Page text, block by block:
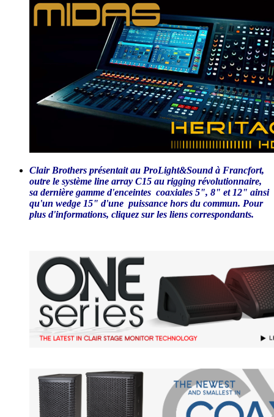
Clair Brothers présentait au ProLight&Sound à Francfort,
outre le système line array C15 au rigging révolutionnaire,
sa dernière gamme d'enceintes coaxiales 5", 8" et 12" ainsi
qu'un wedge 15" d'une puissance hors du commun. Pour
plus d'informations, cliquez sur les liens correspondants.